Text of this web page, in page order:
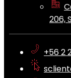
206,
+56 2